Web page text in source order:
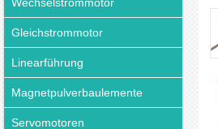
Gleichstrommotor
Linearführung
Magnetpulverbaulemente
Servomotoren